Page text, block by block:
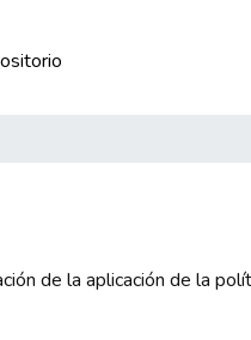
de la aplicación de la